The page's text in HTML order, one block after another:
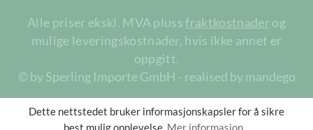
Alle priser ekskl. MVA plussfraktkostnaderog
mulige leveringskostnader, hvis ikke annet er
oppgitt.
© by Sperling Importe GmbH - realised by mandego
Dette nettstedet bruker informasjonskapsler for å sikre
best mulig opplevelse. Mer informasjon...